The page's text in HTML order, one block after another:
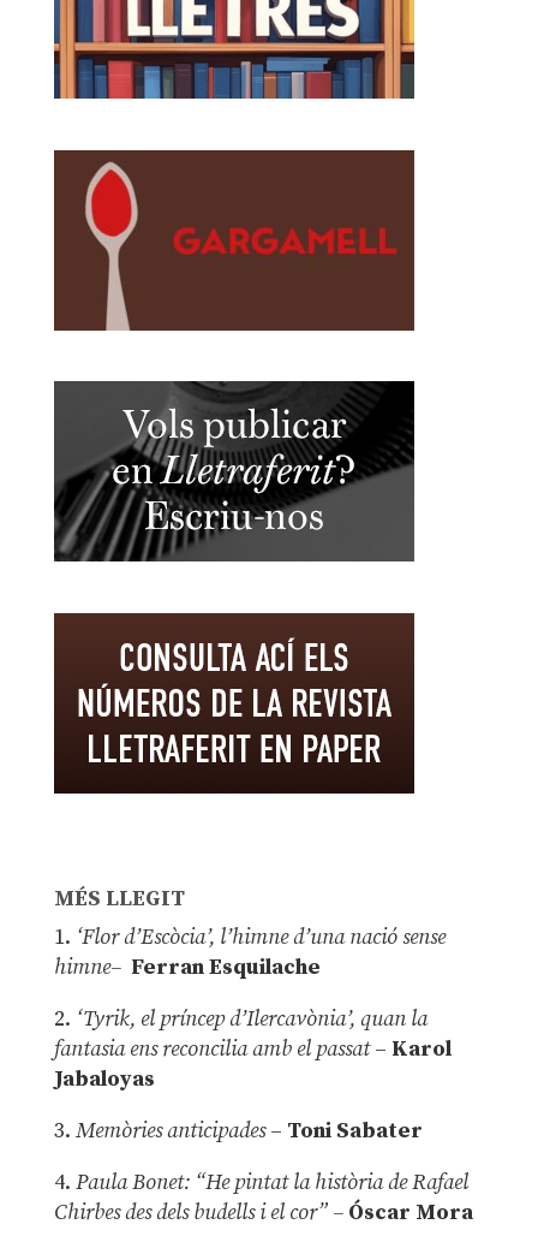
MÉS LLEGIT
1. ‘Flor d’Escòcia’, l’himne d’una nació sense
himne– Ferran Esquilache
2. ‘Tyrik, el príncep d’Ilercavònia’, quan la
fantasia ens reconcilia amb el passat– Karol
Jabaloyas
3. Memòries anticipades– Toni Sabater
4. Paula Bonet: “He pintat la història de Rafael
Chirbes des dels budells i el cor” –Óscar Mora